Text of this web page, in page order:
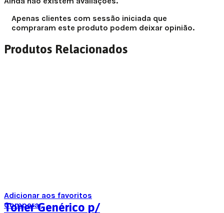
Apenas clientes com sessão iniciada que
compraram este produto podem deixar opinião.
Produtos Relacionados
Adicionar aos favoritos
Comparar
Toner Genérico p/